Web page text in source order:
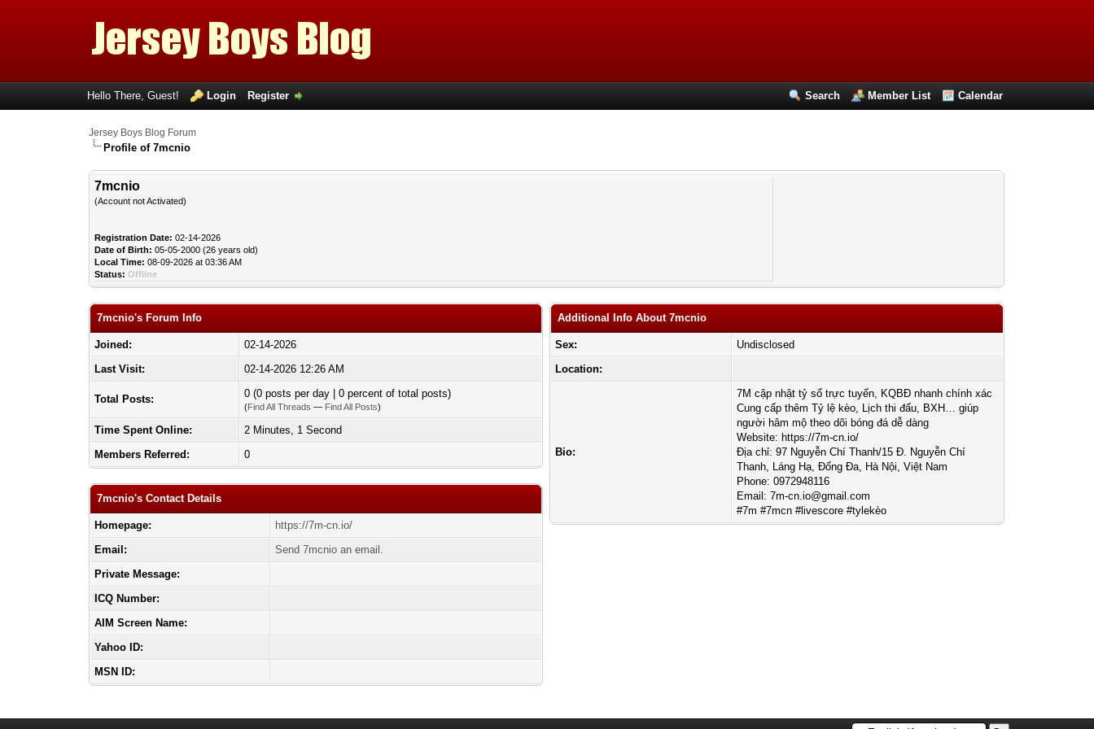
Search Member List Calendar
Hello There, Guest! Login Register
Jersey Boys Blog Forum
Profile of 7mcnio
7mcnio
(Account not Activated)
Registration Date: 02-14-2026
Date of Birth: 05-05-2000 (26 years old)
Local Time: 08-09-2026 at 03:36 AM
Status: Offline
7mcnio's Forum Info
Joined:
02-14-2026
Last Visit:
02-14-2026 12:26 AM
Total Posts: 0 (0 posts per day | 0 percent of total posts)
(Find All Threads — Find All Posts)
Time Spent Online:
2 Minutes, 1 Second
Members Referred:
0
7mcnio's Contact Details
Homepage:
https://7m-cn.io/
Email:
Send 7mcnio an email.
Private Message:
ICQ Number:
AIM Screen Name:
Yahoo ID:
MSN ID:
Additional Info About 7mcnio
Sex:
Undisclosed
Location:
Bio:
7M cập nhật tỷ số trực tuyến, KQBĐ nhanh chính xác
Cung cấp thêm Tỷ lệ kèo, Lịch thi đấu, BXH… giúp
người hâm mộ theo dõi bóng đá dễ dàng
Website: https://7m-cn.io/
Địa chỉ: 97 Nguyễn Chí Thanh/15 Đ. Nguyễn Chí
Thanh, Láng Hạ, Đống Đa, Hà Nội, Việt Nam
Phone: 0972948116
Email:7m-cn.io@gmail.com
#7m #7mcn #livescore #tylekèo